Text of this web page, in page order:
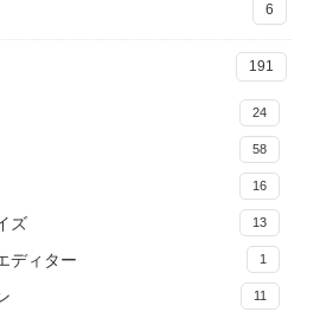
ファイルを実行！同期・非同期
React プロジェクトの関数名や
【JavaScript】iframeのコンテ
ツの読み込みが終わったらイ
ントを発火する
【CSS】画像を横幅いっぱいに
Jupyter Notebook を「.py」の
Pythonで実行可能なコードに変
yml ファイルから Anaconda 仮
環境をつくる
15965 views
WordPress 編集画面を便利にカ
スタマイズ！add_meta_boxes
【Python】Subprocessで別の
ファイルを実行！同期・非同期
4 views
のアップデートが終
3 views
6
191
24
58
16
ズ 13
ディター 1
11